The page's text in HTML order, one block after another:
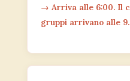
→ Arriva alle 6:00. Il
gruppi arrivano alle 9.